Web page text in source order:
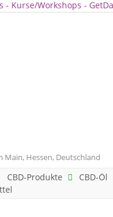
Main, Hessen, Deutschland
CBD-Produkte
CBD-Öl